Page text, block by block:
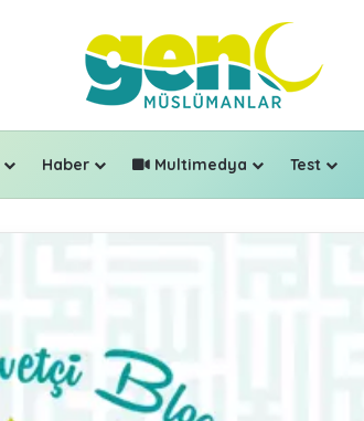
Haber Multimedya Test